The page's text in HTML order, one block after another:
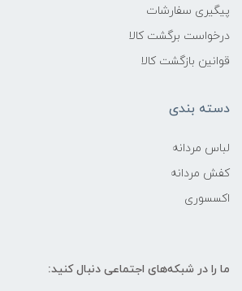
پیگیری سفارشات
درخواست برگشت کالا
قوانین بازگشت کالا
دسته بندی
لباس مردانه
کفش مردانه
اکسسوری
ما را در شبکه‌های اجتماعی دنبال کنید: